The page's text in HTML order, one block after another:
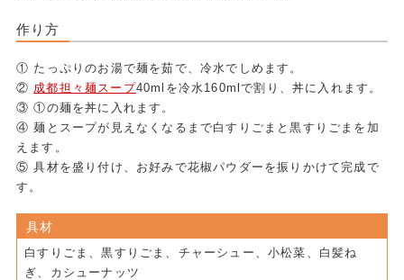
作り方
① たっぷりのお湯で麺を茹で、冷水でしめます。
② 成都担々麺スープ40mlを冷水160mlで割り、丼に入れます。
③ ①の麺を丼に入れます。
④ 麺とスープが見えなくなるまで白すりごまと黒すりごまを加
えます。
⑤ 具材を盛り付け、お好みで花椒パウダーを振りかけて完成で
す。
具材
白すりごま、黒すりごま、チャーシュー、小松菜、白髪ね
ぎ、カシューナッツ